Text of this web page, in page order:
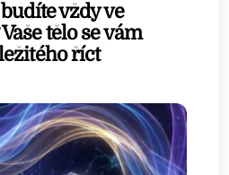
vždy ve
tělo se vám
říct